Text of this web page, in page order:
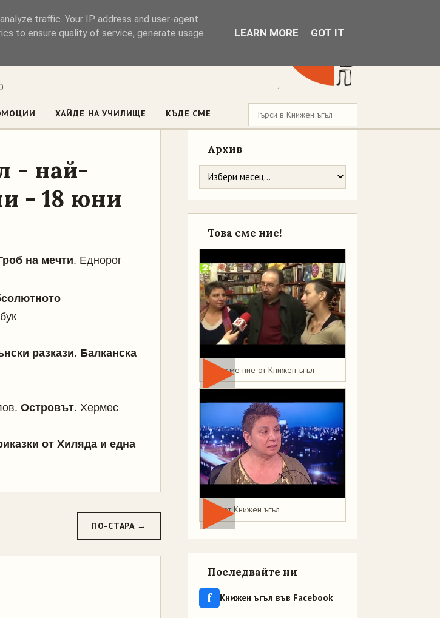
ХАЙДЕ НА УЧИЛИЩЕ КЪДЕ СМЕ
- най-
- 18 юни
на мечти. Еднорог
разкази. Балканска
Островът. Хермес
от Хиляда и една
ПО-СТАРА →
Архив
Това сме ние!
Това сме ние от Книжен ъгъл
Мая от Книжен ъгъл
Последвайте ни
f Книжен ъгъл във Facebook
traffic. Your IP address and user-agent
to ensure quality of service, generate usage
LEARN MORE GOT IT